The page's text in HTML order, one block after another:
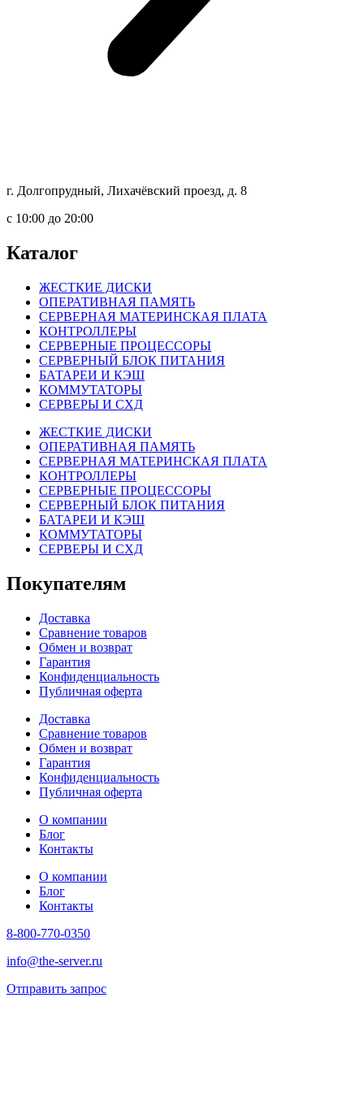
г. Долгопрудный, Лихачёвский проезд, д. 8
c 10:00 до 20:00
Каталог
ЖЕСТКИЕ ДИСКИ
ОПЕРАТИВНАЯ ПАМЯТЬ
СЕРВЕРНАЯ МАТЕРИНСКАЯ ПЛАТА
КОНТРОЛЛЕРЫ
СЕРВЕРНЫЕ ПРОЦЕССОРЫ
СЕРВЕРНЫЙ БЛОК ПИТАНИЯ
БАТАРЕИ И КЭШ
КОММУТАТОРЫ
СЕРВЕРЫ И СХД
ЖЕСТКИЕ ДИСКИ
ОПЕРАТИВНАЯ ПАМЯТЬ
СЕРВЕРНАЯ МАТЕРИНСКАЯ ПЛАТА
КОНТРОЛЛЕРЫ
СЕРВЕРНЫЕ ПРОЦЕССОРЫ
СЕРВЕРНЫЙ БЛОК ПИТАНИЯ
БАТАРЕИ И КЭШ
КОММУТАТОРЫ
СЕРВЕРЫ И СХД
Покупателям
Доставка
Сравнение товаров
Обмен и возврат
Гарантия
Конфиденциальность
Публичная оферта
Доставка
Сравнение товаров
Обмен и возврат
Гарантия
Конфиденциальность
Публичная оферта
О компании
Блог
Контакты
О компании
Блог
Контакты
8-800-770-0350
info@the-server.ru
Отправить запрос